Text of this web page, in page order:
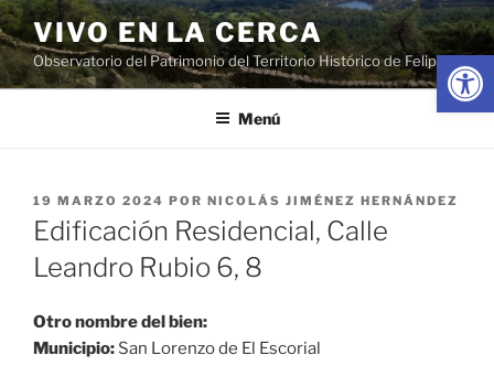
Abrir
Saltar
al
contenido
VIVO EN LA CERCA
Observatorio del Patrimonio del Territorio Histórico de Felipe II
Menú
PUBLICADO
EL
19 MARZO 2024 POR NICOLÁS JIMÉNEZ HERNÁNDEZ
Edificación Residencial, Calle
Leandro Rubio 6, 8
Otro nombre del bien:
Municipio: San Lorenzo de El Escorial